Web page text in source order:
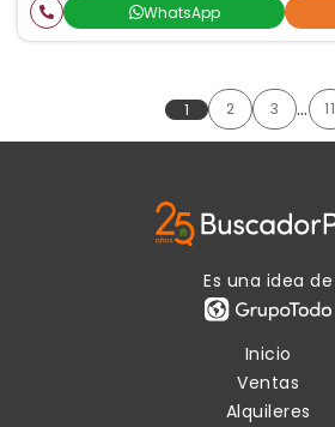
WhatsApp
1 2 3 … 11
Es una idea de
Inicio
Ventas
Alquileres